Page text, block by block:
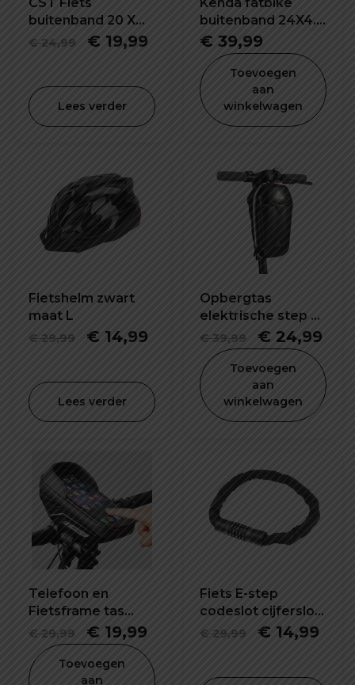
buitenband 20 X
2.40 inch
€24,99
Oorspronkelijke
was:
€ 24,99.
€ 19,99 Huidige
is:
€ 19,99.
Lees verder
buitenband 24X4.0
inch K1188
€ 39,99
Toevoegen
aan
winkelwagen
Fietshelm zwart
maat L
€29,99
Oorspronkelijke
was:
€ 29,99.
€ 14,99 Huidige
is:
€ 14,99.
Lees verder
Opbergtas
elektrische step 5L
waterdicht en
schokbestendig
€39,99
was:
€ 39,99.
€ 24,99
is:
€
Toevoegen
aan
winkelwagen
Telefoon en
Fietsframe tas
waterdicht en
schokbestendig
€29,99
Oorspronkelijke
was:
€ 19,99 Huidige
prijs
is:
Toevoegen
aan
Fiets E-step
codeslot cijferslot
57X120 mm
€29,99
was:
€ 14,99
is: